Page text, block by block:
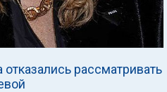
рассматривать